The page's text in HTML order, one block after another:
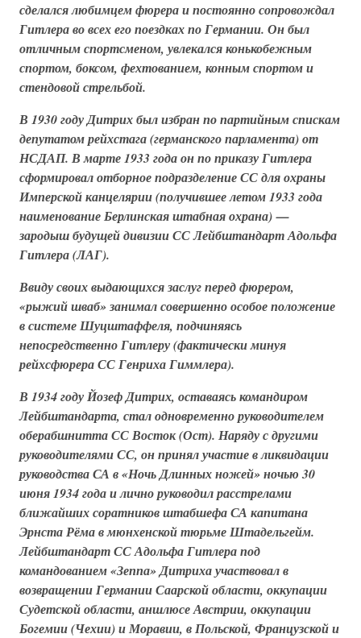
сделался любимцем фюрера и постоянно сопровождал
Гитлера во всех его поездках по Германии. Он был
отличным спортсменом, увлекался конькобежным
спортом, боксом, фехтованием, конным спортом и
стендовой стрельбой.
В 1930 году Дитрих был избран по партийным спискам
депутатом рейхстага (германского парламента) от
НСДАП. В марте 1933 года он по приказу Гитлера
сформировал отборное подразделение СС для охраны
Имперской канцелярии (получившее летом 1933 года
наименованиеБерлинская штабная охрана) —
зародыш будущейдивизии ССЛейбштандарт Адольфа
Гитлера (ЛАГ).
Ввиду своих выдающихся заслуг перед фюрером,
«рыжий шваб»занимал совершенно особое положение
в системеШуцштаффеля, подчиняясь
непосредственно Гитлеру (фактически минуя
рейхсфюрера СС Генриха Гиммлера).
В 1934 году Йозеф Дитрих, оставаясь командиром
Лейбштандарта, стал одновременно руководителем
оберабшнитта СС Восток (Ост). Наряду с другими
руководителями СС, он принял участие в ликвидации
руководства СА в«Ночь Длинных ножей»ночью 30
июня 1934 года и лично руководил расстрелами
ближайших соратниковштабшефаСА капитана
Эрнста Рёма в мюнхенской тюрьме Штадельгейм.
Лейбштандарт СС Адольфа Гитлерапод
командованием «Зеппа» Дитриха участвовал в
возвращении Германии Саарской области, оккупации
Судетской области, аншлюсеАвстрии, оккупации
Богемии (Чехии) и Моравии, в Польской, Французской и